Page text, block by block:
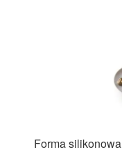
Forma